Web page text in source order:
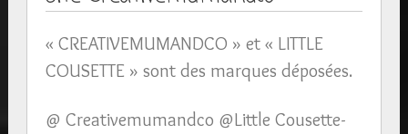
« CREATIVEMUMANDCO » et « LITTLE
COUSETTE » sont des marques déposées.
@ Creativemumandco @Little Cousette-